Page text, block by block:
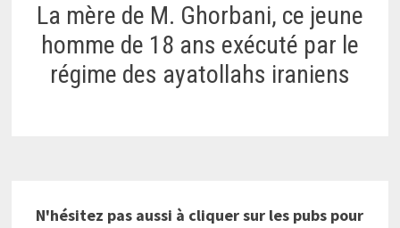
La mère de M. Ghorbani, ce jeune
homme de 18 ans exécuté par le
régime des ayatollahs iraniens
N'hésitez pas aussi à cliquer sur les pubs pour